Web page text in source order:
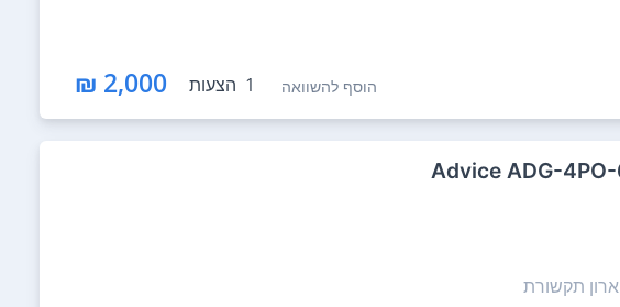
הוסף להשוואה 1 הצעות 2,000 ₪
ארון תקשורת